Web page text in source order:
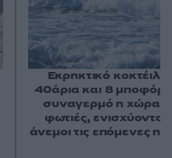
Εκρηκτικό κοκτέιλ
40άρια και 8 μποφόρ
συναγερμό η χώρα
φωτιές, ενισχύονται
άνεμοι τις επόμενες